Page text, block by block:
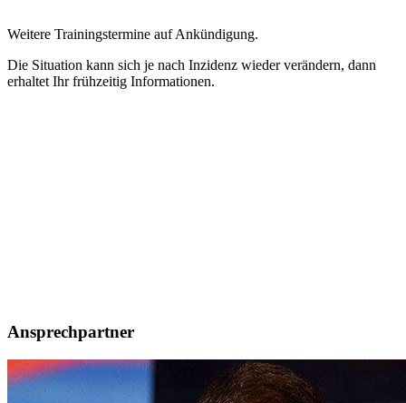
Weitere Trainingstermine auf Ankündigung.
Die Situation kann sich je nach Inzidenz wieder verändern, dann
erhaltet Ihr frühzeitig Informationen.
Ansprechpartner